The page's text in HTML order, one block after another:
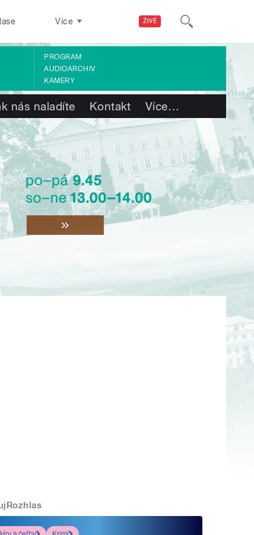
ŽIVĚ
Více
PROGRAM
AUDIOARCHIV
KAMERY
nás naladíte Kontakt Více…